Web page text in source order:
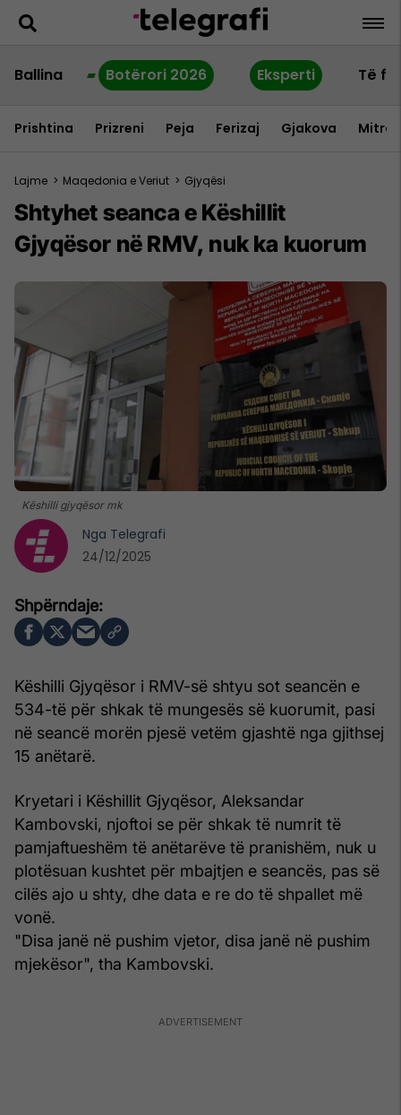
Ballina Botërori 2026 Eksperti Të
Prishtina Prizreni Peja Ferizaj Gjakova
Lajme > Maqedonia e Veriut > Gjyqësi
Shtyhet seanca e Këshillit
Gjyqësor në RMV, nuk ka kuorum
Këshilli gjyqësor mk
Këshilli Gjyqësor i RMV-së shtyu sot seancën e
534-të për shkak të mungesës së kuorumit, pasi
në seancë morën pjesë vetëm gjashtë nga gjithsej
15 anëtarë.
Kryetari i Këshillit Gjyqësor, Aleksandar
Kambovski, njoftoi se për shkak të numrit të
pamjaftueshëm të anëtarëve të pranishëm, nuk u
plotësuan kushtet për mbajtjen e seancës, pas së
cilës ajo u shty, dhe data e re do të shpallet më
vonë.
"Disa janë në pushim vjetor, disa janë në pushim
mjekësor", tha Kambovski.
Nga Telegrafi
24/12/2025